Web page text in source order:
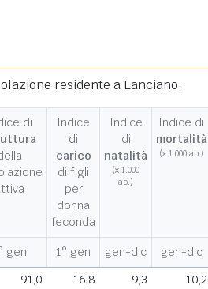
residente a Lanciano.
di
Indice
di
carico
di figli
per
donna
feconda
Indice
di
natalità
(x 1.000
ab.)
Indice di
mortalità
(x 1.000 ab.)
gen 1° gen gen-dic
gen-dic
91,0 16,8 9,3
10,2